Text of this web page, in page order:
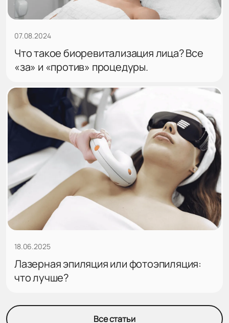
07.08.2024
Что такое биоревитализация лица? Все
«за» и «против» процедуры.
18.06.2025
Лазерная эпиляция или фотоэпиляция:
что лучше?
Все статьи